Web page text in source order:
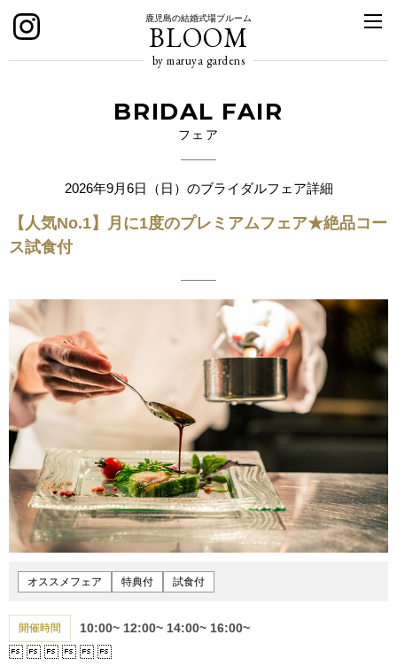
鹿児島の結婚式場ブルーム
BLOOM
by maruya gardens
BRIDAL FAIR
フェア
2026年9月6日（日）のブライダルフェア詳細
【人気No.1】月に1度のプレミアムフェア★絶品コー
ス試食付
オススメフェア 特典付 試食付
開催時間 10:00~ 12:00~ 14:00~ 16:00~